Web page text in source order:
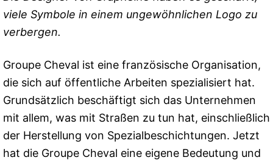
viele Symbole in einem ungewöhnlichen Logo zu
verbergen.
Groupe Cheval ist eine französische Organisation,
die sich auf öffentliche Arbeiten spezialisiert hat.
Grundsätzlich beschäftigt sich das Unternehmen
mit allem, was mit Straßen zu tun hat, einschließlich
der Herstellung von Spezialbeschichtungen. Jetzt
hat die Groupe Cheval eine eigene Bedeutung und